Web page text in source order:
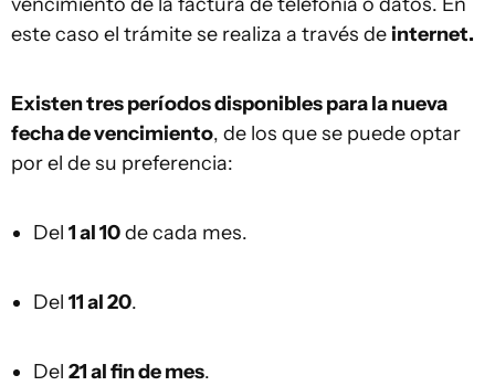
este caso el trámite se realiza a través de internet.
Existen tres períodos disponibles para la nueva
fecha de vencimiento, de los que se puede optar
por el de su preferencia:
Del 1 al 10de cada mes.
Del 11 al 20.
Del 21 al fin de mes.